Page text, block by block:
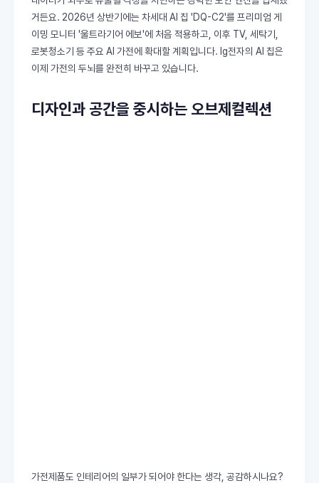
거든요. 2026년 상반기에는 차세대 AI 칩 'DQ-C2'를 프리미엄 게
이밍 모니터 '울트라기어 에보'에 처음 적용하고, 이후 TV, 세탁기,
로봇청소기 등 주요 AI 가전에 확대할 계획입니다. lg전자의 AI 칩은
이제 가전의 두뇌를 완전히 바꾸고 있습니다.
디자인과 공간을 중시하는 오브제컬렉션
가전제품도 인테리어의 일부가 되어야 한다는 생각, 공감하시나요?